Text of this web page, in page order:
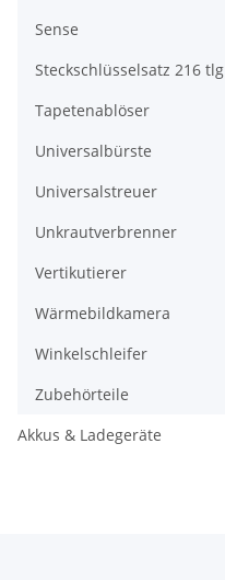
Sense
Steckschlüsselsatz 216 tlg
Tapetenablöser
Universalbürste
Universalstreuer
Unkrautverbrenner
Vertikutierer
Wärmebildkamera
Winkelschleifer
Zubehörteile
Akkus & Ladegeräte